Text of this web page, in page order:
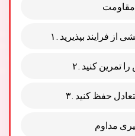
از فرایند بپذیرید
تمرین کنید
حفظ کنید
مداوم